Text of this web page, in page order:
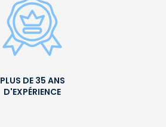
PLUS DE 35 ANS
D'EXPÉRIENCE